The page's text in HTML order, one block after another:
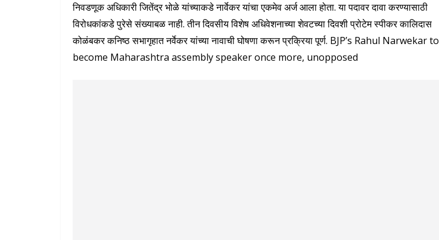
निवडणूक अधिकारी जितेंद्र भोळे यांच्याकडे नार्वेकर यांचा एकमेव अर्ज आला होता. या पदावर दावा करण्यासाठी
विरोधकांकडे पुरेसे संख्याबळ नाही. तीन दिवसीय विशेष अधिवेशनाच्या शेवटच्या दिवशी प्रोटेम स्पीकर कालिदास
कोळंबकर कनिष्ठ सभागृहात नर्वेकर यांच्या नावाची घोषणा करून प्रक्रिया पूर्ण. BJP’s Rahul Narwekar to
become Maharashtra assembly speaker once more, unopposed